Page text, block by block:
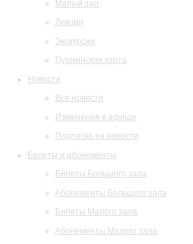
Малый зал
Лекции
Экскурсии
Пушкинская карта
Новости
Все новости
Изменения в афише
Подписка на новости
Билеты и абонементы
Билеты Большого зала
Абонементы Большого зала
Билеты Малого зала
Абонементы Малого зала